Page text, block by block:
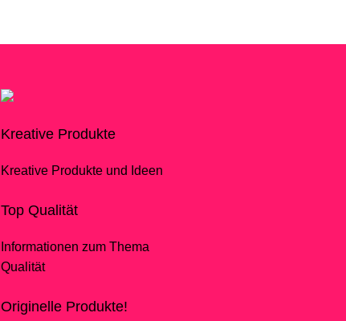
Kreative Produkte
Kreative Produkte und Ideen
Top Qualität
Informationen zum Thema
Qualität
Originelle Produkte!